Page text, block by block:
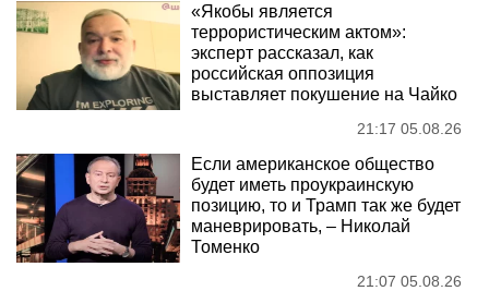
«Якобы является
террористическим актом»:
эксперт рассказал, как
российская оппозиция
выставляет покушение на Чайко
21:17 05.08.26
Если американское общество
будет иметь проукраинскую
позицию, то и Трамп так же будет
маневрировать, – Николай
Томенко
21:07 05.08.26